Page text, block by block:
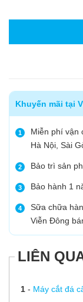
Khuyến mãi tại
1
Miễn phí vận
Hà Nội, Sài
2 Bảo trì sản
3 Bảo hành 1
4
Sữa chữa
Viễn Đông
LIÊN
1- Máy cắt đá